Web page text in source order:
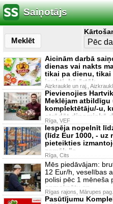
Saiņotājs
Meklēt
Aicinām darbā
dienas vai nakts
tikai pa dienu, tikai
jaukti, kā ērtāk.
Aizkraukle un raj.,
Pievienojies
Meklējam atbildīgu
komplektētāju/-u,
strādāt dinamiskā
Rīga, VEF
Iespēja nopelnīt
(līdz Eur 1000, - uz
pieteikties
zemāk "a
Rīga, Cits
Mēs piedāvājam:
12 Eur/h, veselības
polisi pēc 1 mēneša
apmaksātu sp
Rīgas rajons, Mārupes pag.
Pasūtījumu